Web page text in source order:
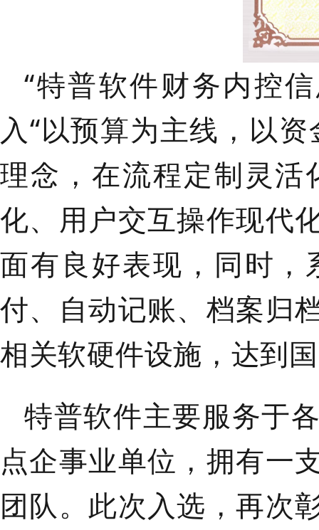
“特普软件财务内控
入“以预算为主线，以
理念，在流程定制灵
化、用户交互操作现代
面有良好表现，同时
付、自动记账、档案归
相关软硬件设施，达到
特普软件主要服务于
点企事业单位，拥有一
团队。此次入选，再次